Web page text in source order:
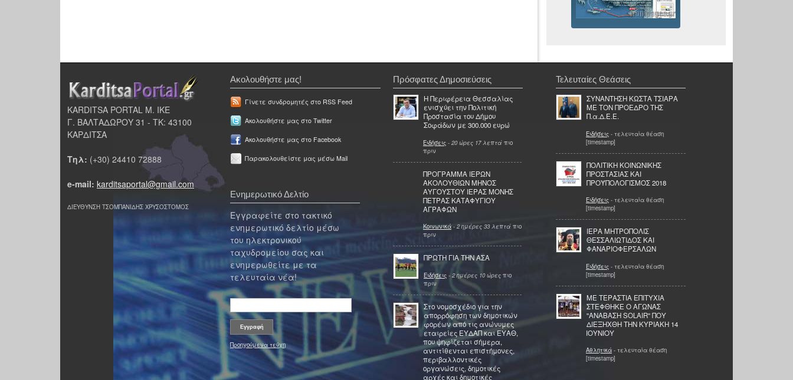
KARDITSA PORTAL Μ. ΙΚΕ
Γ. ΒΑΛΤΑΔΩΡΟΥ 31 - ΤΚ: 43100
ΚΑΡΔΙΤΣΑ
Τηλ: (+30) 24410 72888
e-mail: karditsaportal@gmail.com
ΔΙΕΥΘΥΝΣΗ ΤΣΟΜΠΑΝΙΔΗΣ ΧΡΥΣΟΣΤΟΜΟΣ
Ακολουθήστε μας!
Γίνετε συνδρομητές στο RSS Feed
Ακολουθήστε μας στο Twitter
Ακολουθήστε μας στο Facebook
Παρακολουθείστε μας μέσω Mail
Ενημερωτικό Δελτίο
Εγγραφείτε στο τακτικό
ενημερωτικό δελτίο μέσω
του ηλεκτρονικού
ταχυδρομείου σας και
ενημερωθείτε με τα
τελευταία νέα!
Προηγούμενα τεύχη
Πρόσφατες Δημοσιεύσεις
Η Περιφέρεια Θεσσαλίας
ενισχύει την Πολιτική
Προστασία του Δήμου
Σοφάδων με 300.000 ευρώ
Ειδήσεις - 20 ώρες 17 λεπτά πιο
πριν
ΠΡΟΓΡΑΜΜΑ ΙΕΡΩΝ
ΑΚΟΛΟΥΘΙΩΝ ΜΗΝΟΣ
ΑΥΓΟΥΣΤΟΥ ΙΕΡΑΣ ΜΟΝΗΣ
ΠΕΤΡΑΣ ΚΑΤΑΦΥΓΙΟΥ
ΑΓΡΑΦΩΝ
Κοινωνικά - 2 ημέρες 33 λεπτά πιο
πριν
ΠΡΩΤΗ ΓΙΑ ΤΗΝ ΑΣΑ
Ειδήσεις - 2 ημέρες 10 ώρες πιο
πριν
Στο νομοσχέδιο για την
απορρόφηση των δημοτικών
φορέων από τις ανώνυμες
εταιρείες ΕΥΔΑΠ και ΕΥΑΘ,
που ψηφίζεται σήμερα,
αντιτίθενται επιστήμονες,
περιβαλλοντικές
οργανώσεις, δημοτικές
αρχές και δημοτικές
Τελευταίες Θεάσεις
ΣΥΝΑΝΤΗΣΗ ΚΩΣΤΑ ΤΣΙΑΡΑ
ΜΕ ΤΟΝ ΠΡΟΕΔΡΟ ΤΗΣ
Π.α.Δ.Ε.Ε.
Ειδήσεις - τελευταία θέαση
[timestamp]
ΠΟΛΙΤΙΚΗ ΚΟΙΝΩΝΙΚΗΣ
ΠΡΟΣΤΑΣΙΑΣ ΚΑΙ
ΠΡΟΫΠΟΛΟΓΙΣΜΟΣ 2018
Ειδήσεις - τελευταία θέαση
[timestamp]
ΙΕΡΑ ΜΗΤΡΟΠΟΛΙΣ
ΘΕΣΣΑΛΙΩΤΙΔΟΣ ΚΑΙ
ΦΑΝΑΡΙΟΦΕΡΣΑΛΩΝ
Ειδήσεις - τελευταία θέαση
[timestamp]
ΜΕ ΤΕΡΑΣΤΙΑ ΕΠΙΤΥΧΙΑ
ΣΤΕΦΘΗΚΕ Ο ΑΓΩΝΑΣ
''ΑΝΑΒΑΣΗ SOLAIR'' ΠΟΥ
ΔΙΕΞΗΧΘΗ ΤΗΝ ΚΥΡΙΑΚΗ 14
ΙΟΥΝΙΟΥ
Αθλητικά - τελευταία θέαση
[timestamp]